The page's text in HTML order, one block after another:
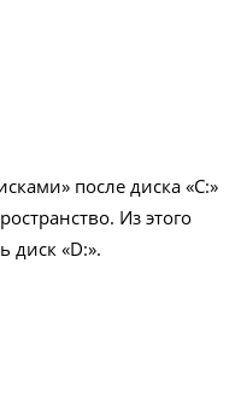
после диска «C:»
Из этого
диск «D:».